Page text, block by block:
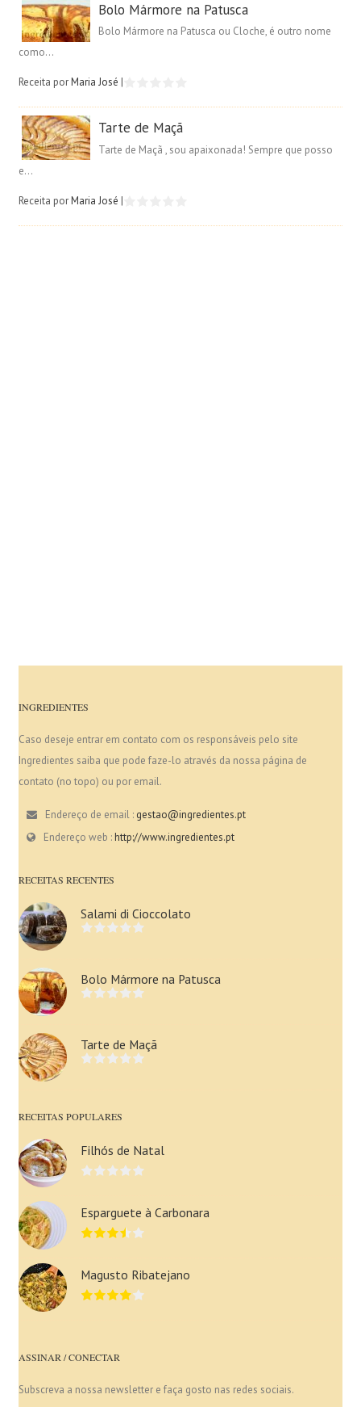
Bolo Mármore na Patusca
Bolo Mármore na Patusca ou Cloche, é outro nome
como...
Receita porMaria José |
Tarte de Maçã
Tarte de Maçã , sou apaixonada! Sempre que posso
e...
Receita porMaria José |
INGREDIENTES
Caso deseje entrar em contato com os responsáveis pelo site
Ingredientes saiba que pode faze-lo através da nossa página de
contato (no topo) ou por email.
Endereço de email : gestao@ingredientes.pt
Endereço web :http://www.ingredientes.pt
RECEITAS RECENTES
Salami di Cioccolato
Bolo Mármore na Patusca
Tarte de Maçã
RECEITAS POPULARES
Filhós de Natal
Esparguete à Carbonara
Magusto Ribatejano
ASSINAR / CONECTAR
Subscreva a nossa newsletter e faça gosto nas redes sociais.